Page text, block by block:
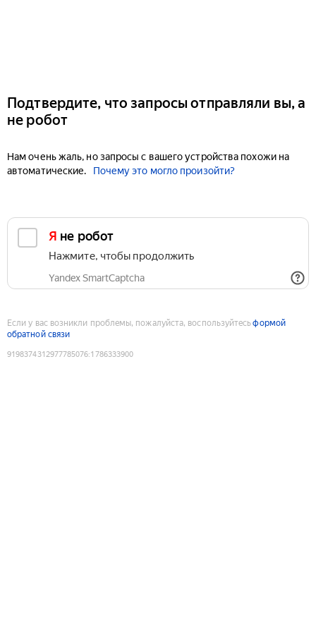
Подтвердите, что запросы отправляли вы, а
не робот
Нам очень жаль, но запросы с вашего устройства похожи на
автоматические.
Почему это могло произойти?
Я не робот
Нажмите, чтобы продолжить
Yandex SmartCaptcha
Если у вас возникли проблемы, пожалуйста, воспользуйтесьформой
обратной связи
9198374312977785076:1786333900